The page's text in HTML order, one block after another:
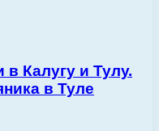
в Калугу и Тулу.
в Туле